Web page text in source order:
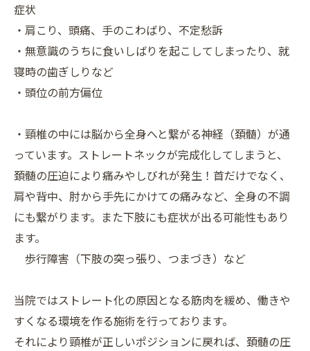
症状
・肩こり、頭痛、手のこわばり、不定愁訴
・無意識のうちに食いしばりを起こしてしまったり、就
寝時の歯ぎしりなど
・頭位の前方偏位
・頸椎の中には脳から全身へと繋がる神経（頚髄）が通
っています。ストレートネックが完成化してしまうと、
頚髄の圧迫により痛みやしびれが発生！首だけでなく、
肩や背中、肘から手先にかけての痛みなど、全身の不調
にも繋がります。また下肢にも症状が出る可能性もあり
ます。
歩行障害（下肢の突っ張り、つまづき）など
当院ではストレート化の原因となる筋肉を緩め、働きや
すくなる環境を作る施術を行っております。
それにより頸椎が正しいポジションに戻れば、頚髄の圧